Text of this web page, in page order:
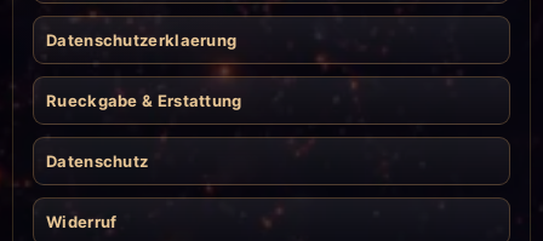
Datenschutzerklaerung
Rueckgabe & Erstattung
Datenschutz
Widerruf